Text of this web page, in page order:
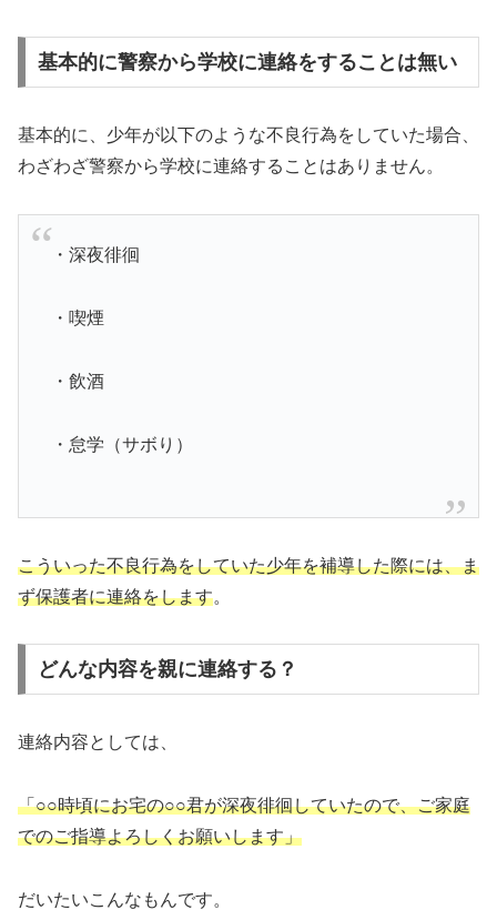
基本的に警察から学校に連絡をすることは無い
基本的に、少年が以下のような不良行為をしていた場合、
わざわざ警察から学校に連絡することはありません。
・深夜徘徊
・喫煙
・飲酒
・怠学（サボり）
こういった不良行為をしていた少年を補導した際には、ま
ず保護者に連絡をします。
どんな内容を親に連絡する？
連絡内容としては、
「○○時頃にお宅の○○君が深夜徘徊していたので、ご家庭
でのご指導よろしくお願いします」
だいたいこんなもんです。